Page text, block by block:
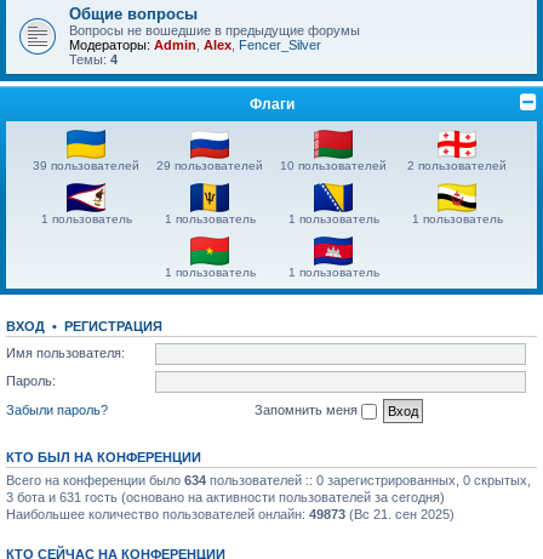
Общие вопросы
Вопросы не вошедшие в предыдущие форумы
Модераторы: Admin Alex Fencer_Silver
Темы: 4
Флаги
39 пользователей 29 пользователей 10 пользователей 2 пользователей
1 пользователь 1 пользователь 1 пользователь 1 пользователь
1 пользователь 1 пользователь
ВХОД • РЕГИСТРАЦИЯ
Имя пользователя:
Пароль:
Забыли пароль?
Запомнить меня
КТО БЫЛ НА КОНФЕРЕНЦИИ
Всего на конференции было 634 пользователей :: 0 зарегистрированных, 0 скрытых,
3 бота и 631 гость (основано на активности пользователей за сегодня)
Наибольшее количество пользователей онлайн: 49873 (Вс 21. сен 2025)
КТО СЕЙЧАС НА КОНФЕРЕНЦИИ